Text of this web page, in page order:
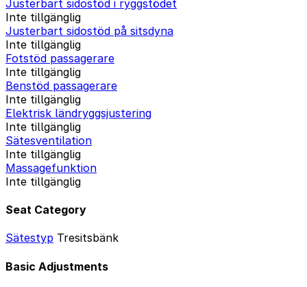
Justerbart sidostöd i ryggstödet
Inte tillgänglig
Justerbart sidostöd på sitsdyna
Inte tillgänglig
Fotstöd passagerare
Inte tillgänglig
Benstöd passagerare
Inte tillgänglig
Elektrisk ländryggsjustering
Inte tillgänglig
Sätesventilation
Inte tillgänglig
Massagefunktion
Inte tillgänglig
Seat Category
Sätestyp Tresitsbänk
Basic Adjustments